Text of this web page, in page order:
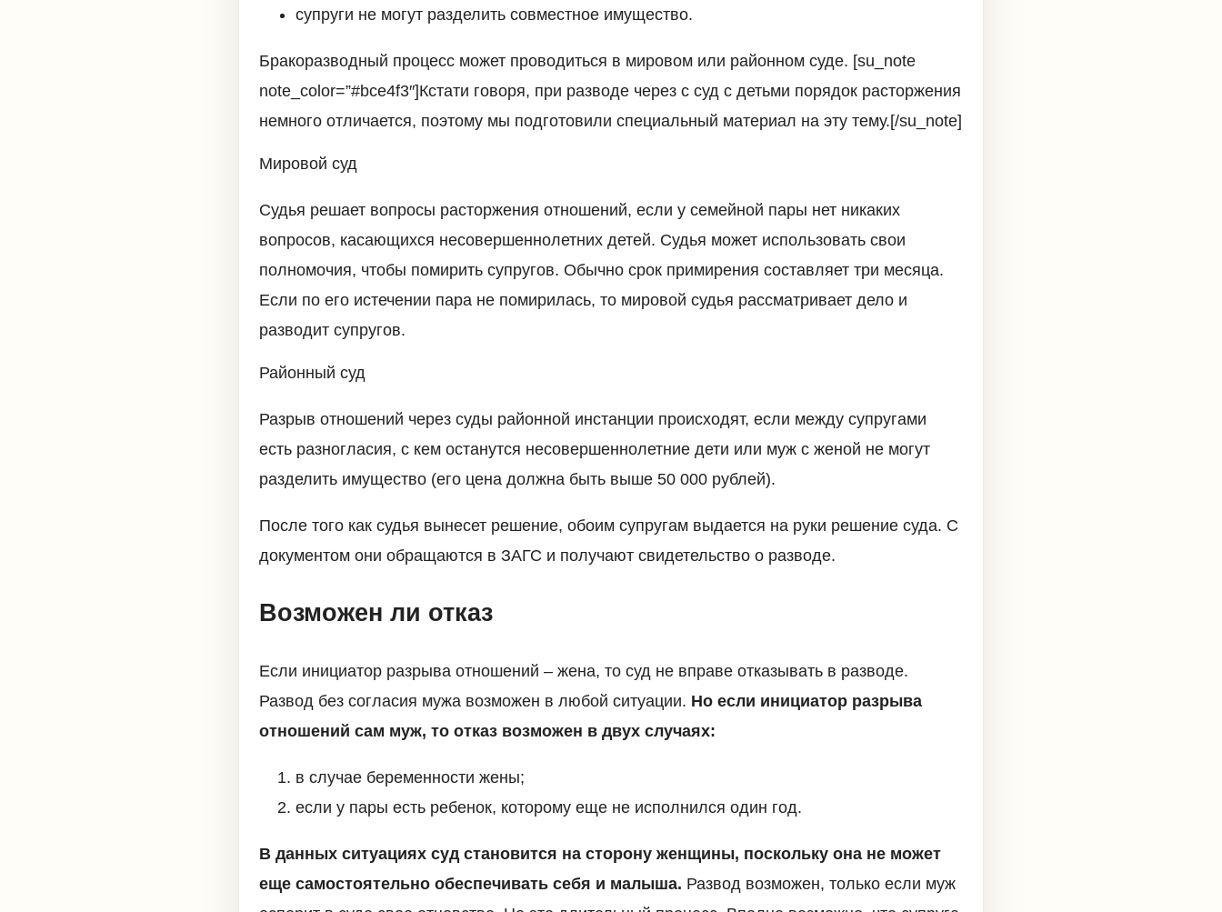
супруги не могут разделить совместное имущество.
Бракоразводный процесс может проводиться в мировом или районном суде. [su_note
note_color=”#bce4f3″]Кстати говоря, при разводе через с суд с детьми порядок расторжения
немного отличается, поэтому мы подготовили специальный материал на эту тему.[/su_note]
Мировой суд
Судья решает вопросы расторжения отношений, если у семейной пары нет никаких
вопросов, касающихся несовершеннолетних детей. Судья может использовать свои
полномочия, чтобы помирить супругов. Обычно срок примирения составляет три месяца.
Если по его истечении пара не помирилась, то мировой судья рассматривает дело и
разводит супругов.
Районный суд
Разрыв отношений через суды районной инстанции происходят, если между супругами
есть разногласия, с кем останутся несовершеннолетние дети или муж с женой не могут
разделить имущество (его цена должна быть выше 50 000 рублей).
После того как судья вынесет решение, обоим супругам выдается на руки решение суда. С
документом они обращаются в ЗАГС и получают свидетельство о разводе.
Возможен ли отказ
Если инициатор разрыва отношений – жена, то суд не вправе отказывать в разводе.
Развод без согласия мужа возможен в любой ситуации. Но если инициатор разрыва
отношений сам муж, то отказ возможен в двух случаях:
в случае беременности жены;
если у пары есть ребенок, которому еще не исполнился один год.
В данных ситуациях суд становится на сторону женщины, поскольку она не может
еще самостоятельно обеспечивать себя и малыша. Развод возможен, только если муж